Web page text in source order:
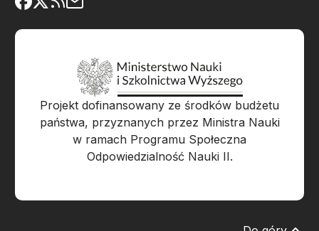
Projekt dofinansowany ze środków budżetu
państwa, przyznanych przez Ministra Nauki
w ramach Programu Społeczna
Odpowiedzialność Nauki II.